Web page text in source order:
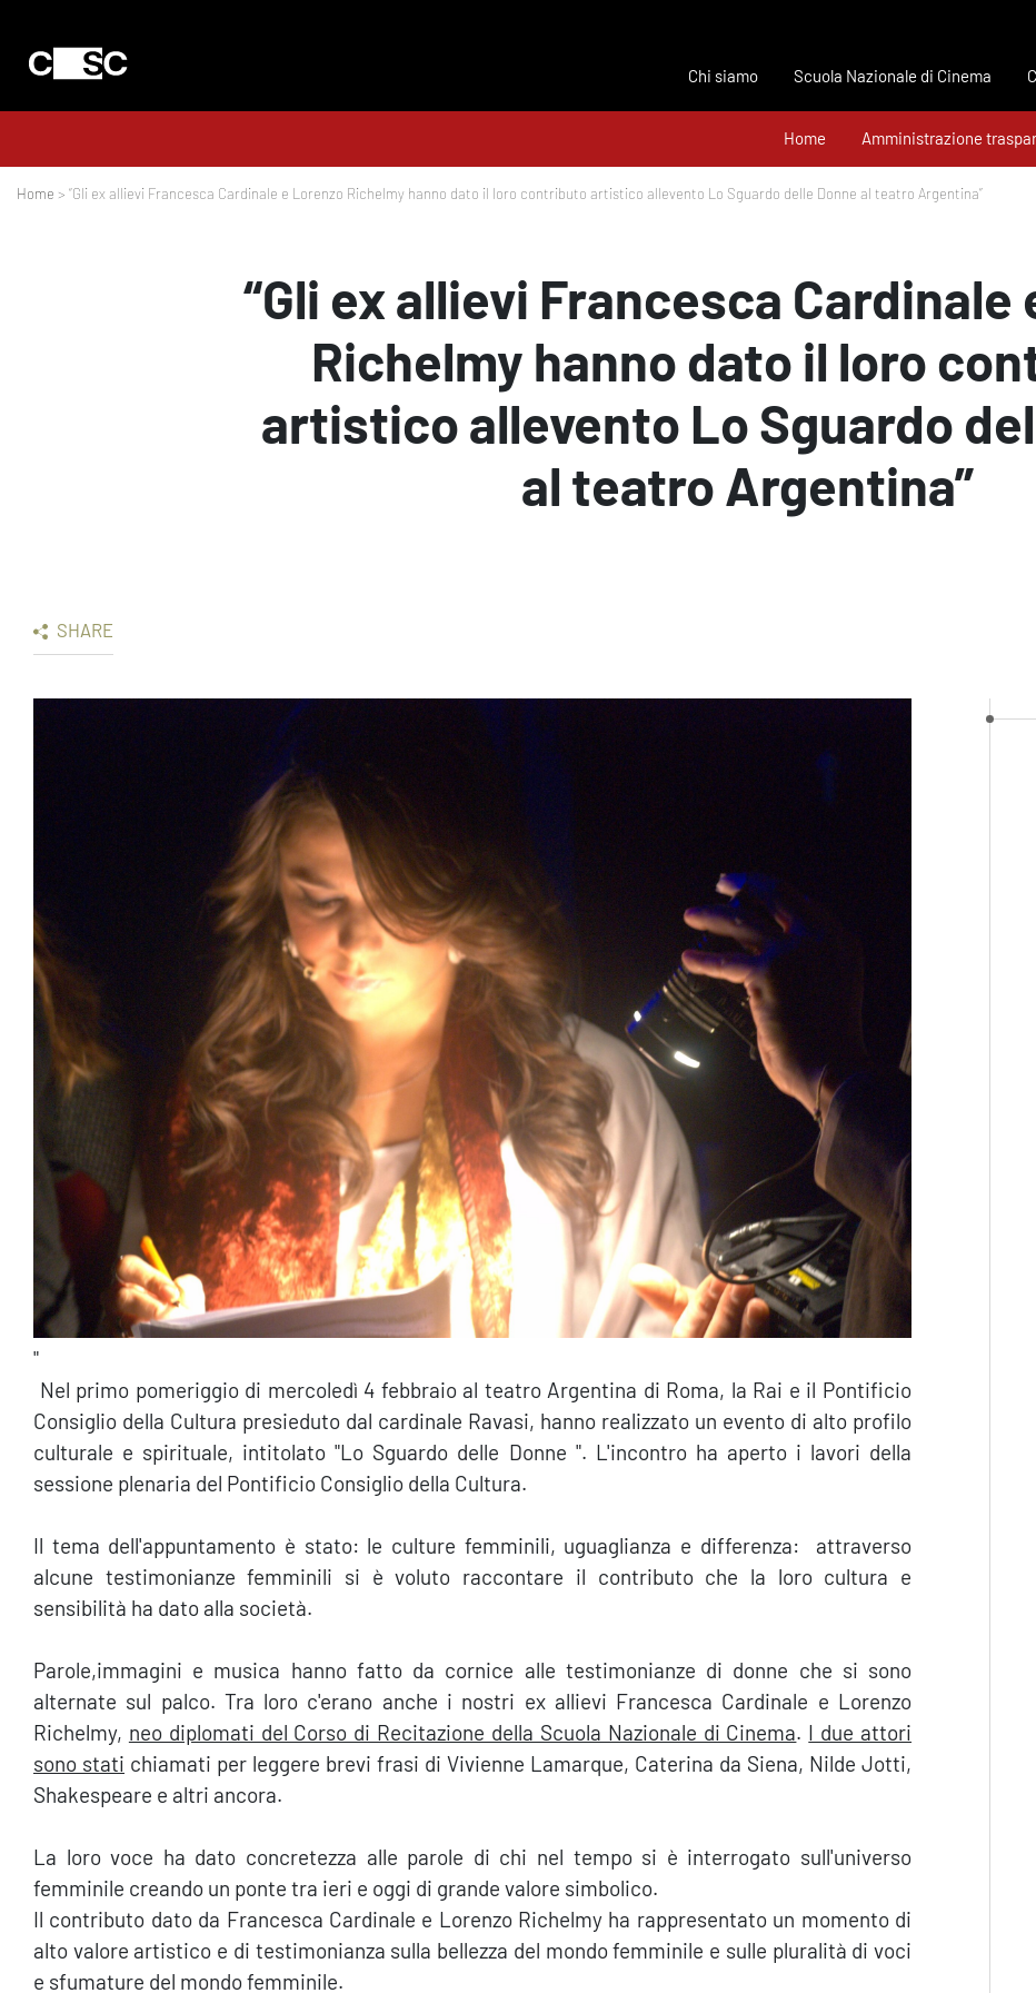
Chi siamo Scuola Nazionale di Cinema
Home Amministrazione
Home > “Gli ex allievi Francesca Cardinale e Lorenzo Richelmy hanno dato il loro contributo artistico allevento Lo Sguardo delle Donne al teatro Argentina”
“Gli ex allievi Francesca Cardinale
Richelmy hanno dato il loro
artistico allevento Lo Sguardo
al teatro Argentina”
SHARE
"
Nel primo pomeriggio di mercoledì 4 febbraio al teatro Argentina di Roma, la Rai e il Pontificio
Consiglio della Cultura presieduto dal cardinale Ravasi, hanno realizzato un evento di alto profilo
culturale e spirituale, intitolato "Lo Sguardo delle Donne ". L'incontro ha aperto i lavori della
sessione plenaria del Pontificio Consiglio della Cultura.
Il tema dell'appuntamento è stato: le culture femminili, uguaglianza e differenza: attraverso
alcune testimonianze femminili si è voluto raccontare il contributo che la loro cultura e
sensibilità ha dato alla società.
Parole,immagini e musica hanno fatto da cornice alle testimonianze di donne che si sono
alternate sul palco. Tra loro c'erano anche i nostri ex allievi Francesca Cardinale e Lorenzo
Richelmy, neo diplomati del Corso di Recitazione della Scuola Nazionale di Cinema. I due attori
sono stati chiamati per leggere brevi frasi di Vivienne Lamarque, Caterina da Siena, Nilde Jotti,
Shakespeare e altri ancora.
La loro voce ha dato concretezza alle parole di chi nel tempo si è interrogato sull'universo
femminile creando un ponte tra ieri e oggi di grande valore simbolico.
Il contributo dato da Francesca Cardinale e Lorenzo Richelmy ha rappresentato un momento di
alto valore artistico e di testimonianza sulla bellezza del mondo femminile e sulle pluralità di voci
e sfumature del mondo femminile.